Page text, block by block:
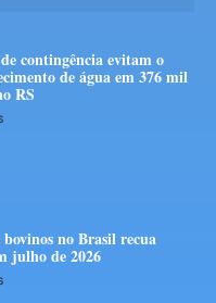
contingência evitam o
de água em 376 mil
RS
no Brasil recua
julho de 2026